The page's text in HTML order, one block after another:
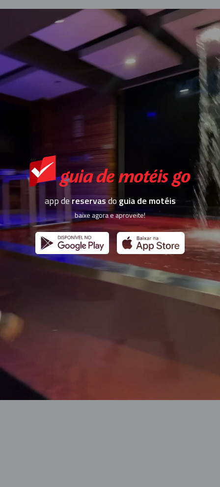
app de reservasdoguia de motéis
baixe agora e aproveite!